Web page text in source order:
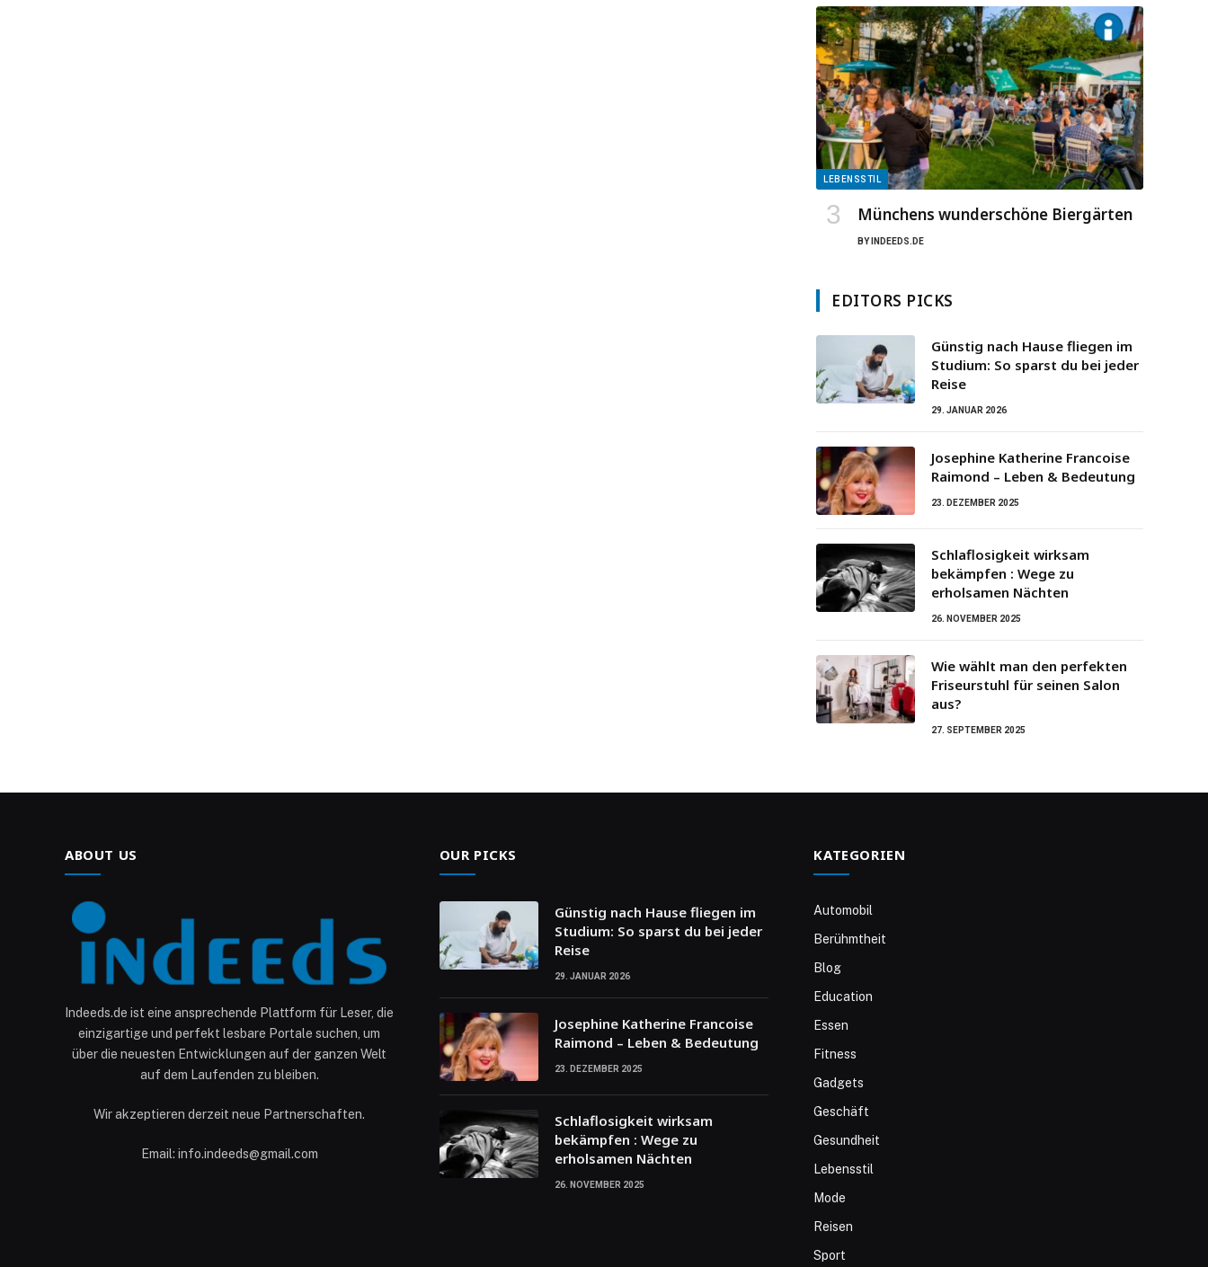
LEBENSSTIL
Münchens wunderschöne Biergärten
BY INDEEDS.DE
EDITORS PICKS
Günstig nach Hause fliegen im
Studium: So sparst du bei jeder
Reise
29. JANUAR 2026
Josephine Katherine Francoise
Raimond – Leben & Bedeutung
23. DEZEMBER 2025
Schlaflosigkeit wirksam
bekämpfen : Wege zu
erholsamen Nächten
26. NOVEMBER 2025
Wie wählt man den perfekten
Friseurstuhl für seinen Salon
aus?
27. SEPTEMBER 2025
ABOUT US
Indeeds.de ist eine ansprechende Plattform für Leser, die
einzigartige und perfekt lesbare Portale suchen, um
über die neuesten Entwicklungen auf der ganzen Welt
auf dem Laufenden zu bleiben.
Wir akzeptieren derzeit neue Partnerschaften.
Email: info.indeeds@gmail.com
OUR PICKS
Günstig nach Hause fliegen im
Studium: So sparst du bei jeder
Reise
29. JANUAR 2026
Josephine Katherine Francoise
Raimond – Leben & Bedeutung
23. DEZEMBER 2025
Schlaflosigkeit wirksam
bekämpfen : Wege zu
erholsamen Nächten
26. NOVEMBER 2025
KATEGORIEN
Automobil
Berühmtheit
Blog
Education
Essen
Fitness
Gadgets
Geschäft
Gesundheit
Lebensstil
Mode
Reisen
Sport